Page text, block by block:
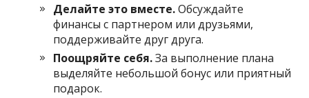
Делайте это вместе.Обсуждайте
финансы с партнером или друзьями,
поддерживайте друг друга.
Поощряйте себя.За выполнение плана
выделяйте небольшой бонус или приятный
подарок.